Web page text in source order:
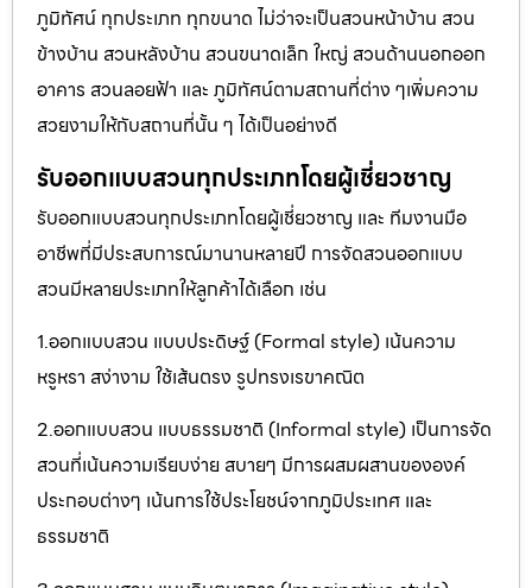
ภูมิทัศน์ ทุกประเภท ทุกขนาด ไม่ว่าจะเป็นสวนหน้าบ้าน สวน
ข้างบ้าน สวนหลังบ้าน สวนขนาดเล็ก ใหญ่ สวนด้านนอกออก
อาคาร สวนลอยฟ้า และ ภูมิทัศน์ตามสถานที่ต่าง ๆเพิ่มความ
สวยงามให้กับสถานที่นั้น ๆ ได้เป็นอย่างดี
รับออกแบบสวนทุกประเภทโดยผู้เชี่ยวชาญ
รับออกแบบสวนทุกประเภทโดยผู้เชี่ยวชาญ และ ทีมงานมือ
อาชีพที่มีประสบการณ์มานานหลายปี การจัดสวนออกแบบ
สวนมีหลายประเภทให้ลูกค้าได้เลือก เช่น
1.ออกแบบสวน แบบประดิษฐ์ (Formal style) เน้นความ
หรูหรา สง่างาม ใช้เส้นตรง รูปทรงเรขาคณิต
2.ออกแบบสวน แบบธรรมชาติ (Informal style) เป็นการจัด
สวนที่เน้นความเรียบง่าย สบายๆ มีการผสมผสานขององค์
ประกอบต่างๆ เน้นการใช้ประโยชน์จากภูมิประเทศ และ
ธรรมชาติ